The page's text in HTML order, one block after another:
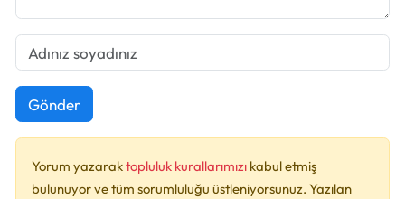
Gönder
Yorum yazaraktopluluk kurallarımızı kabul etmiş
bulunuyor ve tüm sorumluluğu üstleniyorsunuz. Yazılan